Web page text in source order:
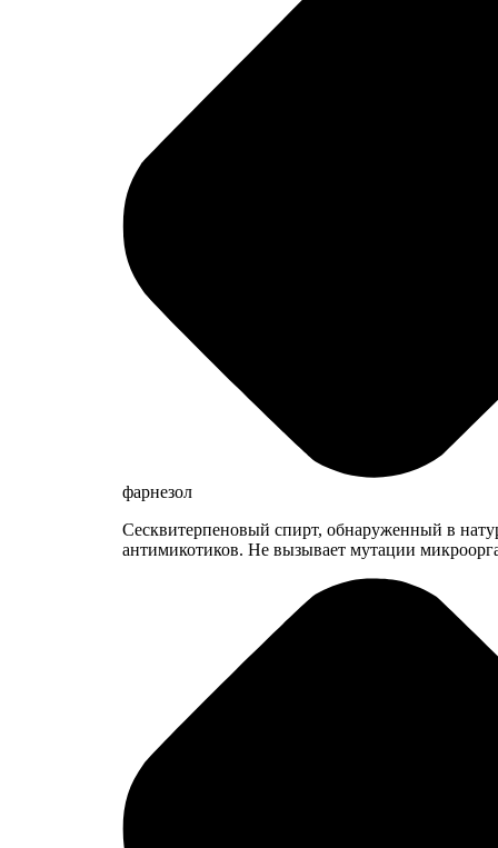
фарнезол
Сесквитерпеновый спирт, обнаруженный в
антимикотиков. Не вызывает мутации